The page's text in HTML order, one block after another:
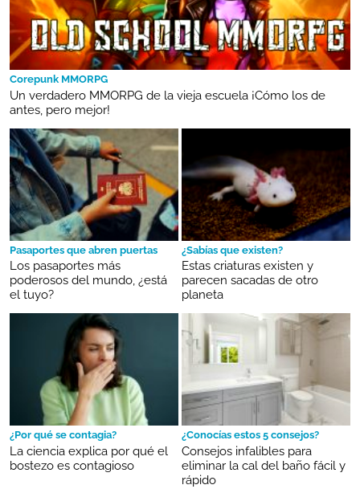
Corepunk MMORPG
Un verdadero MMORPG de la vieja escuela ¡Cómo los de
antes, pero mejor!
Pasaportes que abren puertas
Los pasaportes más
poderosos del mundo, ¿está
el tuyo?
¿Sabías que existen?
Estas criaturas existen y
parecen sacadas de otro
planeta
¿Por qué se contagia?
La ciencia explica por qué el
bostezo es contagioso
¿Conocías estos 5 consejos?
Consejos infalibles para
eliminar la cal del baño fácil y
rápido